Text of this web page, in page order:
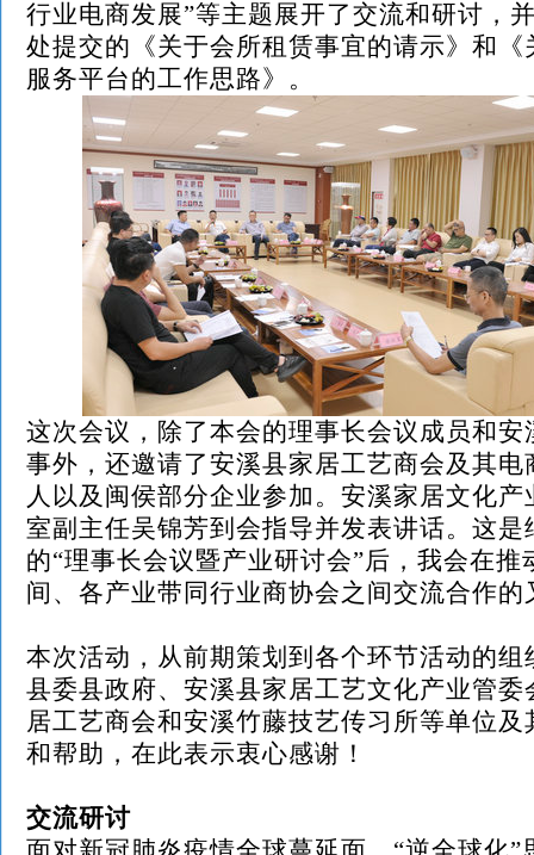
行业电商发展”等主题展开了交流和研讨，
处提交的《关于会所租赁事宜的请示》和《
服务平台的工作思路》。
这次会议，除了本会的理事长会议成员和安
事外，还邀请了安溪县家居工艺商会及其电
人以及闽侯部分企业参加。安溪家居文化
室副主任吴锦芳到会指导并发表讲话。这是
的“理事长会议暨产业研讨会”后，我会在推
间、各产业带同行业商协会之间交流合作
本次活动，从前期策划到各个环节活动的组
县委县政府、安溪县家居工艺文化产业管委
居工艺商会和安溪竹藤技艺传习所等单位
和帮助，在此表示衷心感谢！
交流研讨